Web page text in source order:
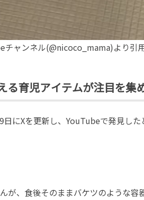
チャンネル(@nicoco_mama)より引
る育児アイテムが注目を集
にXを更新し、YouTubeで発見し
が、食後そのままバケツのような容